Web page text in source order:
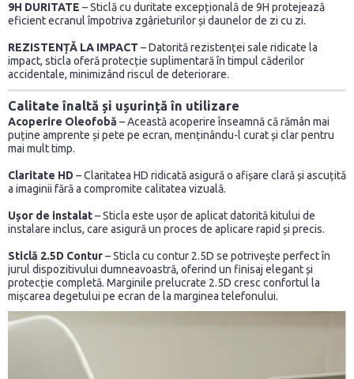
9H DURITATE – Sticlă cu duritate excepțională de 9H protejează
eficient ecranul împotriva zgârieturilor și daunelor de zi cu zi.
REZISTENȚĂ LA IMPACT – Datorită rezistenței sale ridicate la
impact, sticla oferă protecție suplimentară în timpul căderilor
accidentale, minimizând riscul de deteriorare.
Calitate înaltă și ușurință în utilizare
Acoperire Oleofobă – Această acoperire înseamnă că rămân mai
puține amprente și pete pe ecran, menținându-l curat și clar pentru
mai mult timp.
Claritate HD – Claritatea HD ridicată asigură o afișare clară și ascuțită
a imaginii fără a compromite calitatea vizuală.
Ușor de instalat– Sticla este ușor de aplicat datorită kitului de
instalare inclus, care asigură un proces de aplicare rapid și precis.
Sticlă 2.5D Contur– Sticla cu contur 2.5D se potrivește perfect în
jurul dispozitivului dumneavoastră, oferind un finisaj elegant și
protecție completă. Marginile prelucrate 2.5D cresc confortul la
mișcarea degetului pe ecran de la marginea telefonului.